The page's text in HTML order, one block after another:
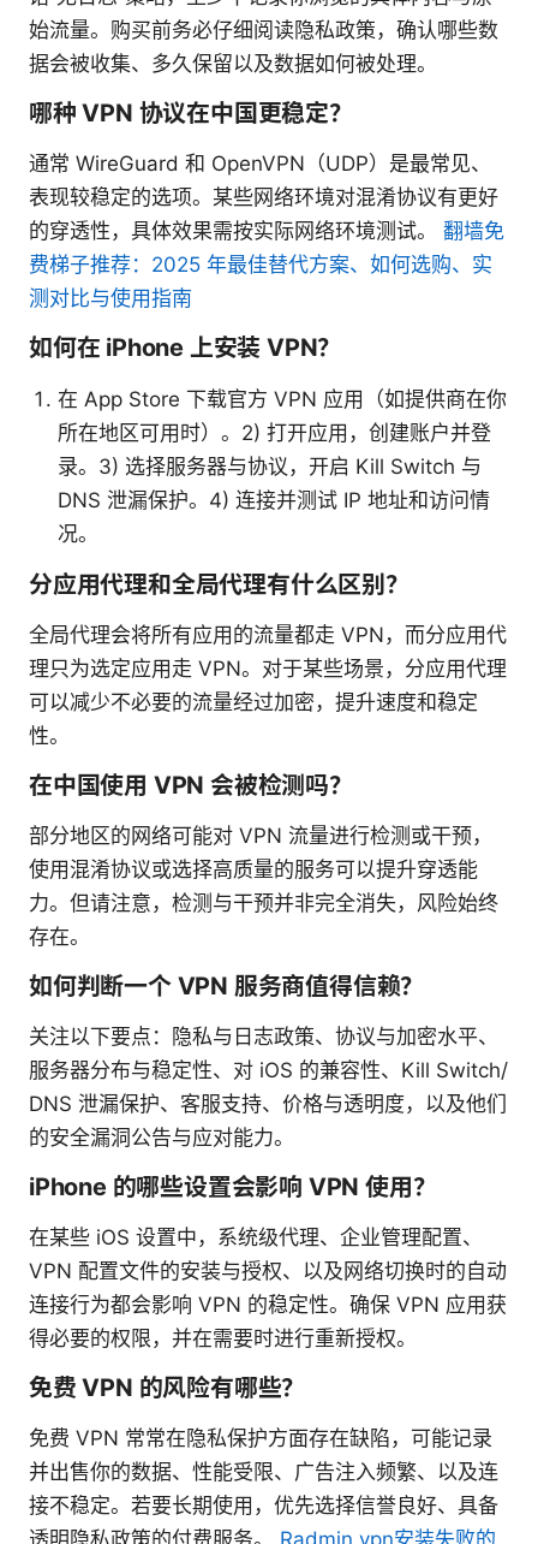
始流量。购买前务必仔细阅读隐私政策，确认哪些数
据会被收集、多久保留以及数据如何被处理。
哪种 VPN 协议在中国更稳定？
通常 WireGuard 和 OpenVPN（UDP）是最常见、
表现较稳定的选项。某些网络环境对混淆协议有更好
的穿透性，具体效果需按实际网络环境测试。 翻墙免
费梯子推荐：2025 年最佳替代方案、如何选购、实
测对比与使用指南
如何在 iPhone 上安装 VPN？
在 App Store 下载官方 VPN 应用（如提供商在你
所在地区可用时）。2) 打开应用，创建账户并登
录。3) 选择服务器与协议，开启 Kill Switch 与
DNS 泄漏保护。4) 连接并测试 IP 地址和访问情
况。
分应用代理和全局代理有什么区别？
全局代理会将所有应用的流量都走 VPN，而分应用代
理只为选定应用走 VPN。对于某些场景，分应用代理
可以减少不必要的流量经过加密，提升速度和稳定
性。
在中国使用 VPN 会被检测吗？
部分地区的网络可能对 VPN 流量进行检测或干预，
使用混淆协议或选择高质量的服务可以提升穿透能
力。但请注意，检测与干预并非完全消失，风险始终
存在。
如何判断一个 VPN 服务商值得信赖？
关注以下要点：隐私与日志政策、协议与加密水平、
服务器分布与稳定性、对 iOS 的兼容性、Kill Switch/
DNS 泄漏保护、客服支持、价格与透明度，以及他们
的安全漏洞公告与应对能力。
iPhone 的哪些设置会影响 VPN 使用？
在某些 iOS 设置中，系统级代理、企业管理配置、
VPN 配置文件的安装与授权、以及网络切换时的自动
连接行为都会影响 VPN 的稳定性。确保 VPN 应用获
得必要的权限，并在需要时进行重新授权。
免费 VPN 的风险有哪些？
免费 VPN 常常在隐私保护方面存在缺陷，可能记录
并出售你的数据、性能受限、广告注入频繁、以及连
接不稳定。若要长期使用，优先选择信誉良好、具备